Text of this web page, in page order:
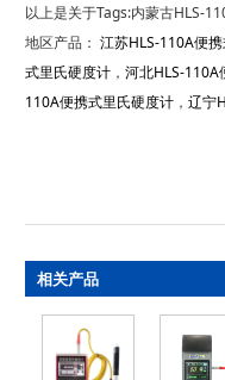
以上是关于Tags:内蒙古HLS-
地区产品： 江苏HLS-110A便
式里氏硬度计 ， 河北HLS-110A
110A便携式里氏硬度计 ， 辽宁
相关产品